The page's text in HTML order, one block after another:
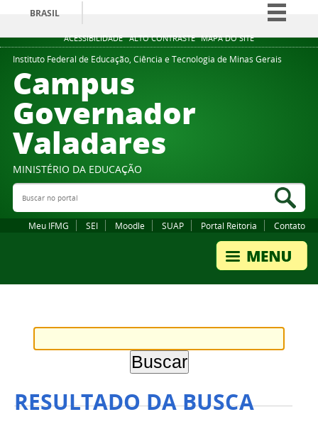
ACESSIBILIDADE ALTO CONTRASTE MAPA DO SITE
BRASIL
Simplifique!
Comunica BR
Instituto Federal de Educação, Ciência e Tecnologia de Minas Gerais
Campus
Governador
Valadares
MINISTÉRIO DA EDUCAÇÃO
Buscar no portal
Meu IFMG SEI Moodle SUAP Portal Reitoria Contato
RESULTADO DA BUSCA